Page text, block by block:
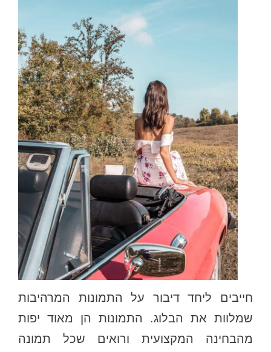
חייבים ליחד דיבור על התמונות המרהיבות
שמלוות את הבלוג. התמונות הן מאוד יפות
מהבחינה המקצועית ורואים שכל תמונה